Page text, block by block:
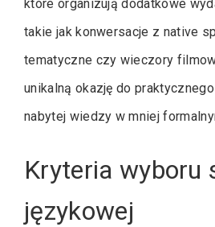
które organizują dodatkowe
takie jak konwersacje z native
tematyczne czy wieczory
unikalną okazję do
nabytej wiedzy w mniej
Kryteria wyboru
językowej